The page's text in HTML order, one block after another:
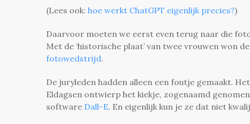
(Lees ook: hoe werkt ChatGPT eigenlijk precies?)
Daarvoor moeten we eerst even terug naar die
Met de ‘historische plaat’ van twee vrouwen won
fotowedstrijd.
De juryleden hadden alleen een foutje gemaakt.
Eldagsen ontwierp het kiekje, zogenaamd
software Dall-E. En eigenlijk kun je ze dat niet